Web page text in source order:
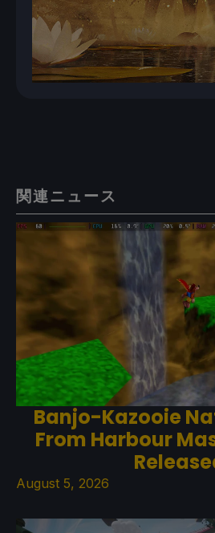
関連ニュース
Banjo-Kazooie
From Harbour
August 5, 2026